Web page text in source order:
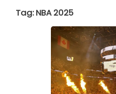
Tag:NBA 2025